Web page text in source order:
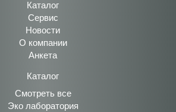
Каталог
Сервис
Новости
О компании
Анкета
Каталог
Смотреть все
Эко лаборатория